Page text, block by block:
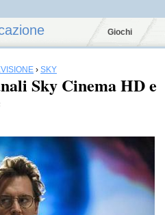
Giochi
› SKY
Sky Cinema HD e